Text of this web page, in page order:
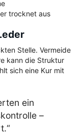
trocknet aus
Stelle. Vermeide
kann die Struktur
sich eine Kur mit
ein
–